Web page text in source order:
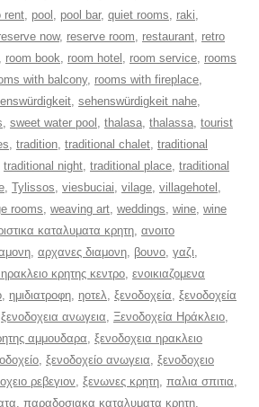
rent, pool , pool bar, quiet rooms, raki,
now, reserve room, restaurant, retro
, room book, room hotel , room service, rooms
with balcony, rooms with fireplace,
, sehenswürdigkeit nahe,
, sweet water pool , thalasa, thalassa, tourist
, tradition, traditional chalet, traditional
traditional night, traditional place, traditional
, Tylissos, viesbuciai, vilage, villagehotel ,
rooms, weaving art, weddings, wine, wine
καταλυματα κρητη, ανοιτο
, αρχανες διαμονη, βουνο, γαζι,
κρητης κεντρο, ενοικιαζομενα
, ημιδιατροφη, ηοτελ, ξενοδοχεία, ξενοδοχεία
ξενοδοχεια ανωγεια, Ξενοδοχεία Ηράκλειο,
αμμουδαρα, ξενοδοχεια ηρακλειο
, ξενοδοχείο ανωγεια, ξενοδοχειο
ρεβεγιον, ξενωνες κρητη, παλια σπιτια,
, παραδοσιακα καταλυματα κρητη,